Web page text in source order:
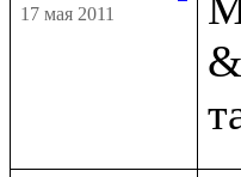
17 мая 2011